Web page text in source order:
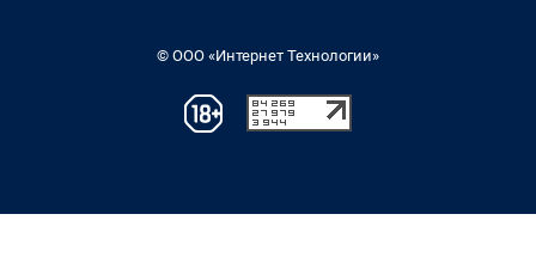
© ООО «Интернет Технологии»